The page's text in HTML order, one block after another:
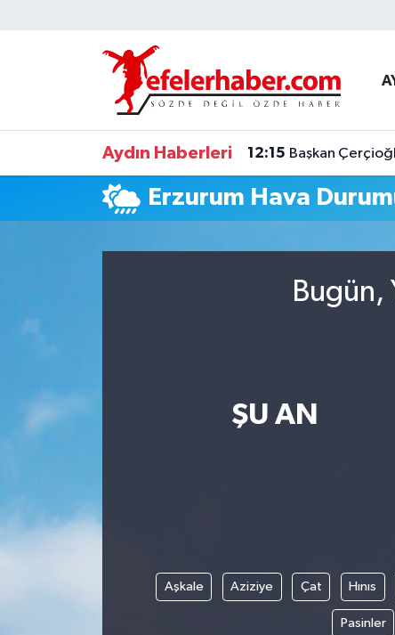
Aydın Haberleri 12:15 Başkan
Erzurum Hava
Bugün,
ŞU AN
Aşkale Aziziye Çat Hınıs
Pasinler
Nöbetçi Eczaneler
Hava Durumu
Aydin Namaz Vakitleri
Trafik Durumu
Süper Lig Puan Durumu ve Fikstür